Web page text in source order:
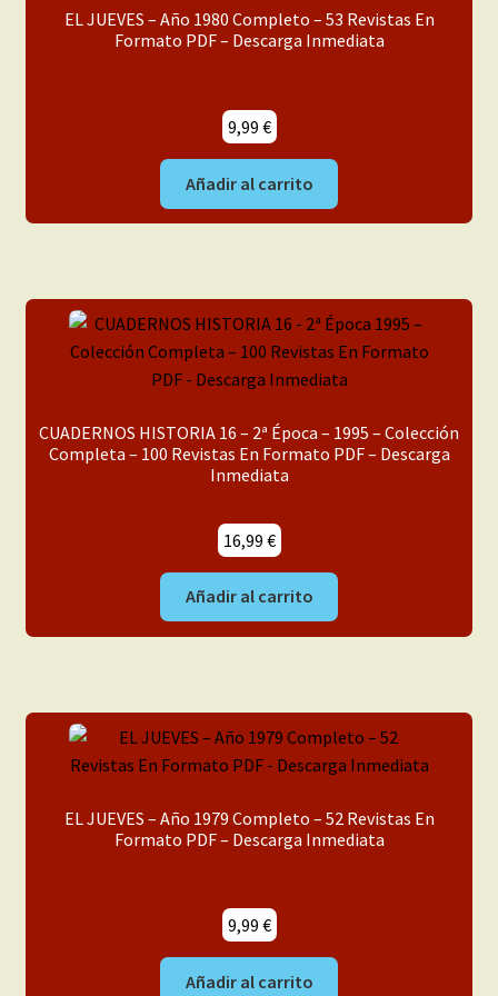
EL JUEVES – Año 1980 Completo – 53 Revistas En
Formato PDF – Descarga Inmediata
9,99 €
Añadir al carrito
CUADERNOS HISTORIA 16 – 2ª Época – 1995 – Colección
Completa – 100 Revistas En Formato PDF – Descarga
Inmediata
16,99 €
Añadir al carrito
EL JUEVES – Año 1979 Completo – 52 Revistas En
Formato PDF – Descarga Inmediata
9,99 €
Añadir al carrito